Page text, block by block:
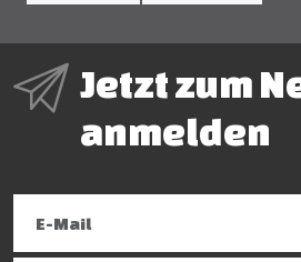
Jetzt zum
anmelden